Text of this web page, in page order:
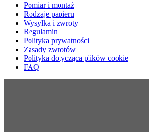
Pomiar i montaż
Rodzaje papieru
Wysyłka i zwroty
Regulamin
Polityka prywatności
Zasady zwrotów
Polityka dotycząca plików cookie
FAQ